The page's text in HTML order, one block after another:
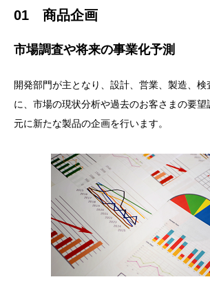
01 商品企画
市場調査や将来の事業化予測
開発部門が主となり、設計、営業、製造、
に、市場の現状分析や過去のお客さまの要望
元に新たな製品の企画を行います。